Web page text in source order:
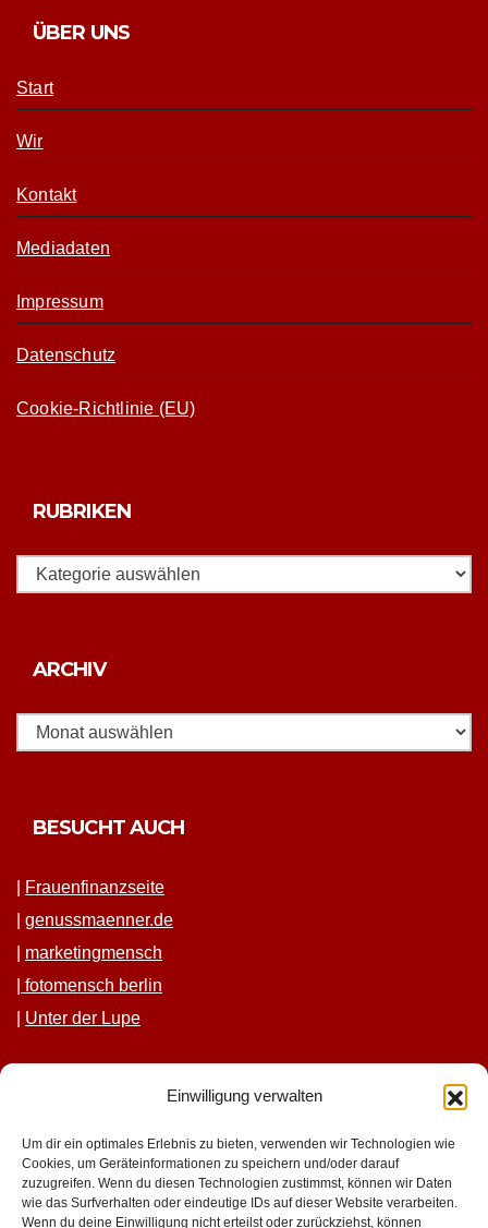
Einwilligung verwalten
Um dir ein optimales Erlebnis zu bieten, verwenden wir Technologien wie
Cookies, um Geräteinformationen zu speichern und/oder darauf
zuzugreifen. Wenn du diesen Technologien zustimmst, können wir Daten
wie das Surfverhalten oder eindeutige IDs auf dieser Website verarbeiten.
Wenn du deine Einwilligung nicht erteilst oder zurückziehst, können
ÜBER UNS
Start
Wir
Kontakt
Mediadaten
Impressum
Datenschutz
Cookie-Richtlinie (EU)
RUBRIKEN
Rubriken
ARCHIV
BESUCHT AUCH
Frauen­fi­nanz­seite
genussmaenner.de
mar­ket­ing­men­sch
fotomen­sch berlin
Unter der Lupe